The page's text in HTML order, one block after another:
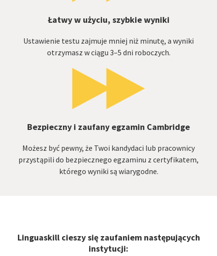
Łatwy w użyciu, szybkie wyniki
Ustawienie testu zajmuje mniej niż minutę, a wyniki
otrzymasz w ciągu 3–5 dni roboczych.
Bezpieczny i zaufany egzamin Cambridge
Możesz być pewny, że Twoi kandydaci lub pracownicy
przystąpili do bezpiecznego egzaminu z certyfikatem,
którego wyniki są wiarygodne.
Linguaskill cieszy się zaufaniem następujących
instytucji: